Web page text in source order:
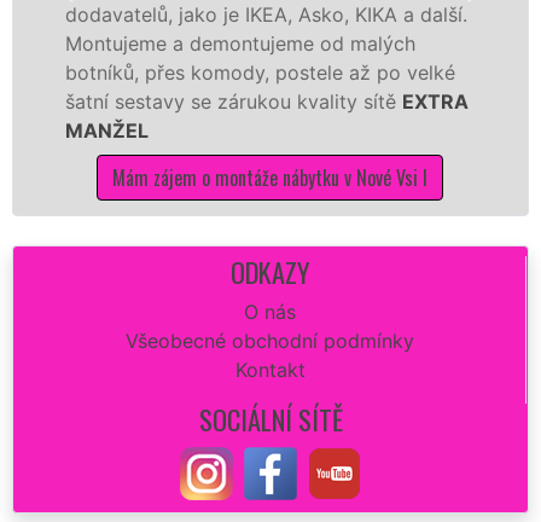
jako je IKEA, Asko, KIKA a další.
a demontujeme od malých
komody, postele až po velké
se zárukou kvality sítěEXTRA
zájem o montáže nábytku v Nové Vsi I
různých
Nobilie,
tuto
ODKAZY
O nás
Všeobecné obchodní podmínky
Kontakt
SOCIÁLNÍ SÍTĚ